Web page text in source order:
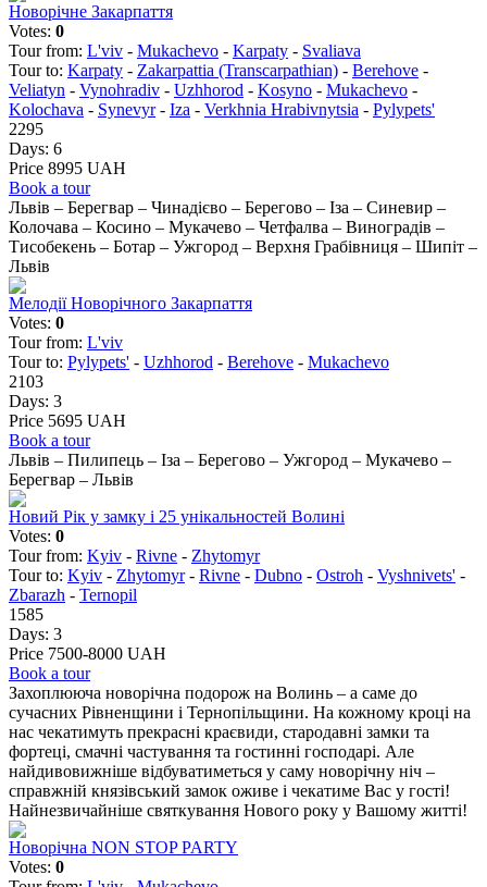
Новорічне Закарпаття
Votes: 0
Tour from: L'viv - Mukachevo - Karpaty - Svaliava
Tour to: Karpaty - Zakarpattia (Transcarpathian) - Berehove -
Veliatyn - Vynohradiv - Uzhhorod - Kosyno - Mukachevo -
Kolochava - Synevyr- Iza - Verkhnia Hrabivnytsia - Pylypets'
2295
Days: 6
Price 8995 UAH
Book a tour
Львів – Берегвар – Чинадієво – Берегово – Іза – Синевир –
Колочава – Косино – Мукачево – Четфалва – Виноградів –
Тисобекень – Ботар – Ужгород – Верхня Грабівниця – Шипіт –
Львів
Мелодії Новорічного Закарпаття
Votes: 0
Tour from: L'viv
Tour to: Pylypets' - Uzhhorod - Berehove - Mukachevo
2103
Days: 3
Price 5695 UAH
Book a tour
Львів – Пилипець – Іза – Берегово – Ужгород – Мукачево –
Берегвар – Львів
Новий Рік у замку і 25 унікальностей Волині
Votes: 0
Tour from: Kyiv - Rivne - Zhytomyr
Tour to: Kyiv - Zhytomyr- Rivne - Dubno - Ostroh - Vyshnivets' -
Zbarazh - Ternopil
1585
Days: 3
Price 7500-8000 UAH
Book a tour
Захоплююча новорічна подорож на Волинь – а саме до
сучасних Рівненщини і Тернопільщини. На кожному кроці на
нас чекатимуть прекрасні краєвиди, стародавні замки та
фортеці, смачні частування та гостинні господарі. Але
найдивовижніше відбуватиметься у саму новорічну ніч –
справжній князівський замок оживе і чекатиме Вас у гості!
Найнезвичайніше святкування Нового року у Вашому житті!
Новорічна NON STOP PARTY
Votes: 0